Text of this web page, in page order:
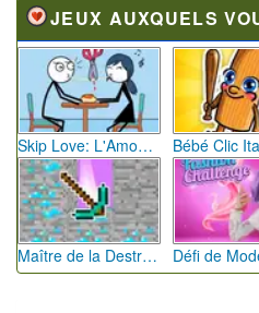
JEUX AUXQUELS VOUS
Skip Love: L'Amour en Péril
Maître de la Destruction: Fusion de Pioches